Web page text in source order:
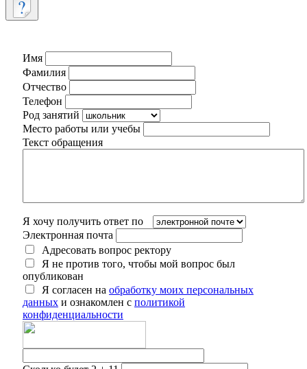
Имя
Фамилия
Отчество
Телефон
Род занятий
Место работы или учебы
Текст обращения
Я хочу получить ответ по
Электронная почта
Адресовать вопрос ректору
Я не против того, чтобы мой вопрос был
опубликован
Я согласен на обработку моих персональных
данных и ознакомлен с политикой
конфиденциальности